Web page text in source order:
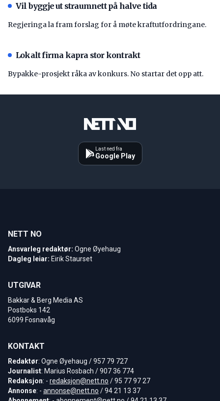
Vil byggje ut straumnett på halve tida
Regjeringa la fram forslag for å møte kraftutfordringane.
Lokalt firma kapra stor kontrakt
Bypakke-prosjekt råka av konkurs. No startar det opp att.
Last ned fra
Google Play
NETT NO
Ansvarleg redaktør: Ogne Øyehaug
Dagleg leiar: Eirik Staurset
UTGIVAR
Bakkar & Berg Media AS
Postboks 142
6099 Fosnavåg
KONTAKT
Redaktør: Ogne Øyehaug / 957 79 727
Journalist: Marius Rosbach / 907 36 774
Redaksjon: - redaksjon@nett.no / 95 77 97 27
Annonse: - annonse@nett.no / 94 21 13 37